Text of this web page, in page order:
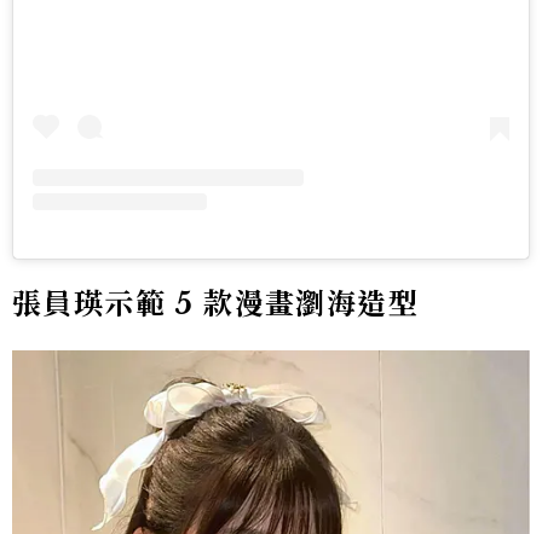
張員瑛示範 5 款漫畫瀏海造型